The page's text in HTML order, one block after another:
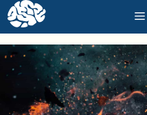
İçeriğe
atla